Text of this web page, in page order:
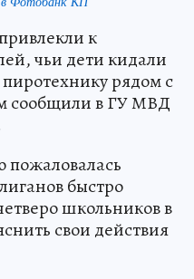
к
чьи дети кидали
рядом с
сообщили в ГУ МВД
пожаловалась
быстро
школьников в
свои действия